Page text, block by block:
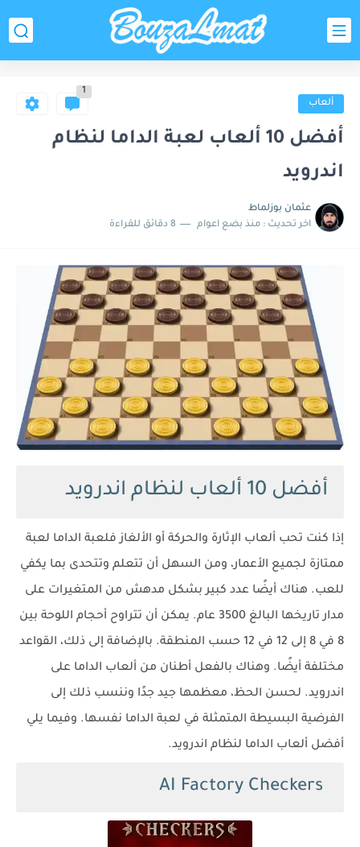
ألعاب
1
أفضل 10 ألعاب لعبة الداما لنظام
اندرويد
عثمان بوزلماط
اخر تحديث : منذ بضع اعوام 8 دقائق للقراءة
أفضل 10 ألعاب لنظام اندرويد
إذا كنت تحب ألعاب الإثارة والحركة أو الألغاز فلعبة الداما لعبة
ممتازة لجميع الأعمار، ومن السهل أن تتعلم وتتحدى بما يكفي
للعب. هناك أيضًا عدد كبير بشكل مدهش من المتغيرات على
مدار تاريخها البالغ 3500 عام. يمكن أن تتراوح أحجام اللوحة بين
8 في 8 إلى 12 في 12 حسب المنطقة. بالإضافة إلى ذلك، القواعد
مختلفة أيضًا. وهناك بالفعل أطنان من ألعاب الداما على
اندرويد. لحسن الحظ، معظمها جيد جدًا وننسب ذلك إلى
الفرضية البسيطة المتمثلة في لعبة الداما نفسها. وفيما يلي
أفضل ألعاب الداما لنظام اندرويد.